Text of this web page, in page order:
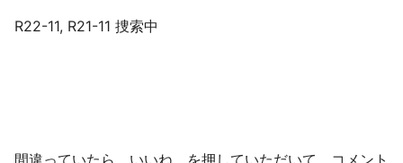
R22-11, R21-11 捜索中
間違っていたら、いいね を押していただいて、コメント